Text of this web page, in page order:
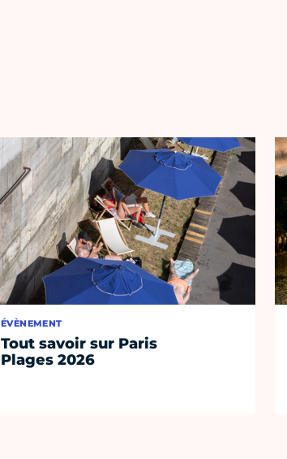
ÉVÈNEMENT
Tout savoir sur Paris
Plages 2026